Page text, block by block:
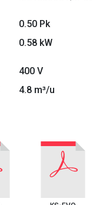
0.50 Pk
0.58 kW
400 V
4.8 m³/u